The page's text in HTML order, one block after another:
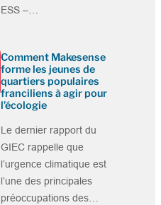
ESS –…
Comment Makesense
forme les jeunes de
quartiers populaires
franciliens à agir pour
l’écologie
Le dernier rapport du
GIEC rappelle que
l’urgence climatique est
l’une des principales
préoccupations des…